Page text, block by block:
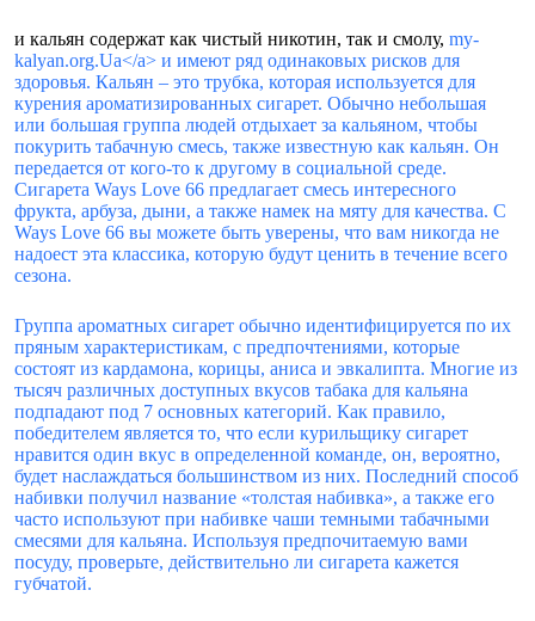
и кальян содержат как чистый никотин, так и смолу, my-
kalyan.org.Ua</a> и имеют ряд одинаковых рисков для
здоровья. Кальян – это трубка, которая используется для
курения ароматизированных сигарет. Обычно небольшая
или большая группа людей отдыхает за кальяном, чтобы
покурить табачную смесь, также известную как кальян. Он
передается от кого-то к другому в социальной среде.
Сигарета Ways Love 66 предлагает смесь интересного
фрукта, арбуза, дыни, а также намек на мяту для качества. С
Ways Love 66 вы можете быть уверены, что вам никогда не
надоест эта классика, которую будут ценить в течение всего
сезона.
Группа ароматных сигарет обычно идентифицируется по их
пряным характеристикам, с предпочтениями, которые
состоят из кардамона, корицы, аниса и эвкалипта. Многие из
тысяч различных доступных вкусов табака для кальяна
подпадают под 7 основных категорий. Как правило,
победителем является то, что если курильщику сигарет
нравится один вкус в определенной команде, он, вероятно,
будет наслаждаться большинством из них. Последний способ
набивки получил название «толстая набивка», а также его
часто используют при набивке чаши темными табачными
смесями для кальяна. Используя предпочитаемую вами
посуду, проверьте, действительно ли сигарета кажется
губчатой.